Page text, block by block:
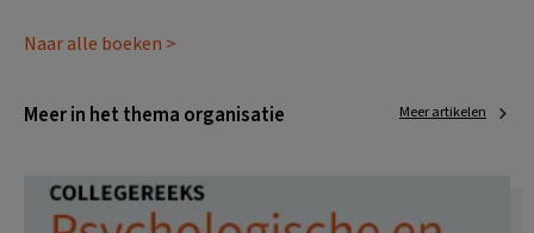
Naar alle boeken >
Meer in het thema organisatie Meer artikelen